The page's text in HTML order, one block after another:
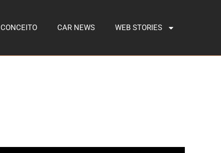
CONCEITO CAR NEWS WEB STORIES